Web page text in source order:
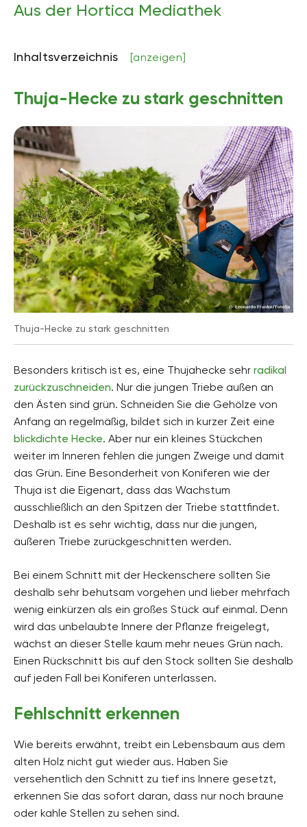
Aus der Hortica Mediathek
Inhaltsverzeichnis [anzeigen]
Thuja-Hecke zu stark geschnitten
Thuja-Hecke zu stark geschnitten
Besonders kritisch ist es, eine Thujahecke sehr radikal
zurückzuschneiden. Nur die jungen Triebe außen an
den Ästen sind grün. Schneiden Sie die Gehölze von
Anfang an regelmäßig, bildet sich in kurzer Zeit eine
blickdichte Hecke. Aber nur ein kleines Stückchen
weiter im Inneren fehlen die jungen Zweige und damit
das Grün. Eine Besonderheit von Koniferen wie der
Thuja ist die Eigenart, dass das Wachstum
ausschließlich an den Spitzen der Triebe stattfindet.
Deshalb ist es sehr wichtig, dass nur die jungen,
äußeren Triebe zurückgeschnitten werden.
Bei einem Schnitt mit der Heckenschere sollten Sie
deshalb sehr behutsam vorgehen und lieber mehrfach
wenig einkürzen als ein großes Stück auf einmal. Denn
wird das unbelaubte Innere der Pflanze freigelegt,
wächst an dieser Stelle kaum mehr neues Grün nach.
Einen Rückschnitt bis auf den Stock sollten Sie deshalb
auf jeden Fall bei Koniferen unterlassen.
Fehlschnitt erkennen
Wie bereits erwähnt, treibt ein Lebensbaum aus dem
alten Holz nicht gut wieder aus. Haben Sie
versehentlich den Schnitt zu tief ins Innere gesetzt,
erkennen Sie das sofort daran, dass nur noch braune
oder kahle Stellen zu sehen sind.